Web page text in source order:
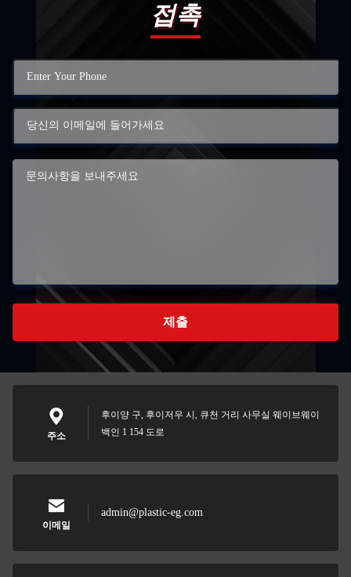
접촉
제출
주소
후이양 구, 후이저우 시, 큐천 거리 사무실 웨이브웨이
백인 1 154 도로
이메일
admin@plastic-eg.com